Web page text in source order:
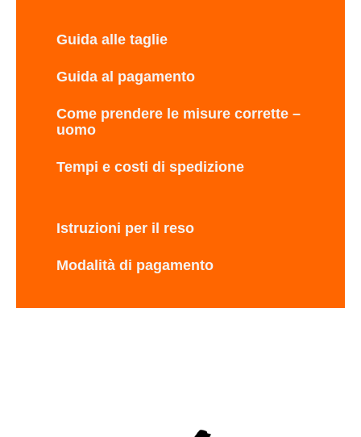
Guida alle taglie
Guida al pagamento
Come prendere le misure corrette –
uomo
Tempi e costi di spedizione
Istruzioni per il reso
Modalità di pagamento